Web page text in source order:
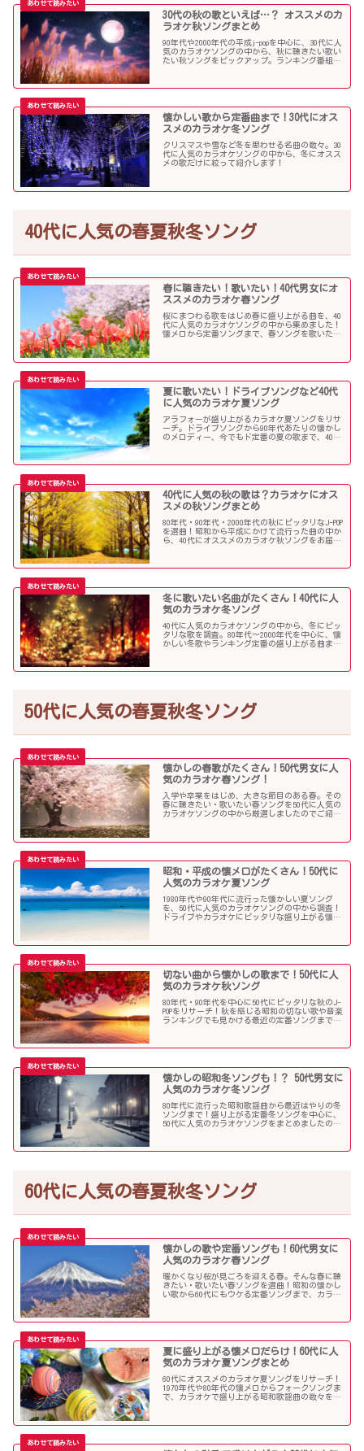
30代の秋の歌といえば…？ オススメのカ
ラオケ秋ソングまとめ
90年代や2000年代の平成j-popを中心に、30代に人
気のカラオケソングの中から、秋に聴きたい歌い
たい秋ソングをピックアップ。ランキング番組で
懐かしい歌から定番曲まで！30代にオス
スメのカラオケ冬ソング
クリスマスや雪など冬を思わせる名曲の数々。30
代に人気のカラオケソングの中から、冬にオスス
メの歌だけに絞って紹介します！
40代に人気の春夏秋冬ソング
春に聴きたい！歌いたい！40代男女にオ
ススメのカラオケ春ソング
桜にまつわる歌をはじめ春に盛り上がる曲を、40
代に人気のカラオケソングの中から集めました！
懐メロから定番ソングまで、春ソングを歌いたい
夏に歌いたい！ドライブソングなど40代
に人気のカラオケ夏ソング
アラフォーが盛り上がるカラオケ夏ソングをリサ
ーチ。ドライブソングから90年代あたりの懐かし
のメロディー、今でもド定番の夏の歌まで、40代
40代に人気の秋の歌は？カラオケにオス
スメの秋ソングまとめ
80年代・90年代・2000年代の秋にピッタリなJ-POP
を選曲！昭和から平成にかけて流行った曲の中か
ら、40代にオススメのカラオケ秋ソングをお届け
冬に歌いたい名曲がたくさん！40代に人
気のカラオケ冬ソング
40代に人気のカラオケソングの中から、冬にピッ
タリな歌を調査。80年代〜2000年代を中心に、懐
かしい冬歌やランキング定番の盛り上がる曲まで
50代に人気の春夏秋冬ソング
懐かしの春歌がたくさん！50代男女に人
気のカラオケ春ソング！
入学や卒業をはじめ、大きな節目のある春。その
春に聴きたい・歌いたい春ソングを50代に人気の
カラオケソングの中から厳選しましたのでご紹介
昭和・平成の懐メロがたくさん！50代に
人気のカラオケ夏ソング
1980年代や90年代に流行った懐かしい夏ソング
を、50代に人気のカラオケソングの中から調査！
ドライブやカラオケにピッタリな盛り上がる懐メ
切ない曲から懐かしの歌まで！50代に人
気のカラオケ秋ソング
80年代・90年代を中心に50代にピッタリな秋のJ-
POPをリサーチ！秋を感じる昭和の切ない歌や音楽
ランキングでも見かける最近の定番ソングまで、
懐かしの昭和冬ソングも！？ 50代男女に
人気のカラオケ冬ソング
80年代に流行った昭和歌謡曲から最近はやりの冬
ソングまで！盛り上がる定番冬ソングを中心に、
50代に人気のカラオケソングをまとめましたので
60代に人気の春夏秋冬ソング
懐かしの歌や定番ソングも！60代男女に
人気のカラオケ春ソング
暖かくなり桜が見ごろを迎える春。そんな春に聴
きたい・歌いたい春ソングを選曲！昭和の懐かし
い歌から60代にもウケる定番ソングまで、カラオ
夏に盛り上がる懐メロだらけ！60代に人
気のカラオケ夏ソングまとめ
60代にオススメのカラオケ夏ソングをリサーチ！
1970年代や80年代の懐メロからフォークソングま
で、カラオケで盛り上がる昭和歌謡曲の数々を取